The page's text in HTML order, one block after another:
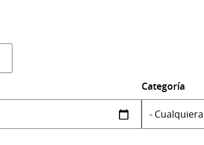
Categoría